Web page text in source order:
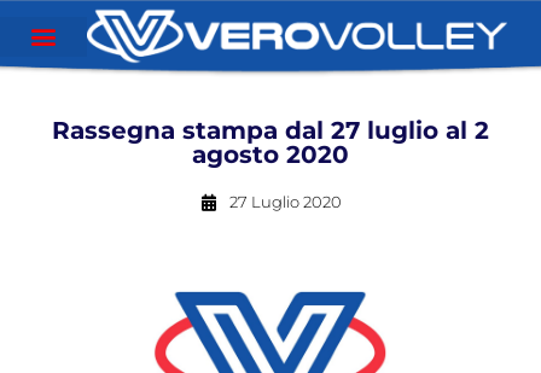
Rassegna stampa dal 27 luglio al 2
agosto 2020
27 Luglio 2020